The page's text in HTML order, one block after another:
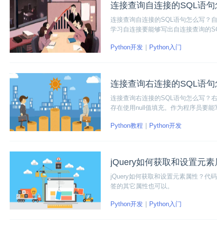
连接查询自连接的SQL语
连接查询自连接的SQL语句怎么写？
学习自连接要能够写出自连接查询的
Python开发 Python入门
连接查询右连接的SQL语
连接查询右连接的SQL语句怎么写？
存在使用null值填充。作为程序员要
Python教程 Python开发
jQuery如何获取和设置元
jQuery如何获取和设置元素属性？代
签的其它属性也可以。
Python开发 Python入门